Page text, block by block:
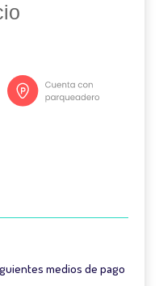
medios de pago